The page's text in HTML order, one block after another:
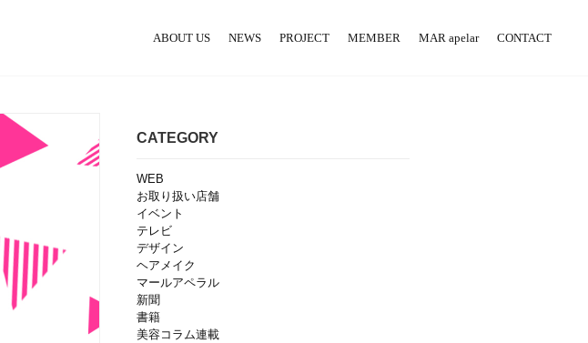
ABOUT US NEWS PROJECT MEMBER MAR apelar CONTACT
CATEGORY
WEB
お取り扱い店舗
イベント
テレビ
デザイン
ヘアメイク
マールアペラル
新聞
書籍
美容コラム連載